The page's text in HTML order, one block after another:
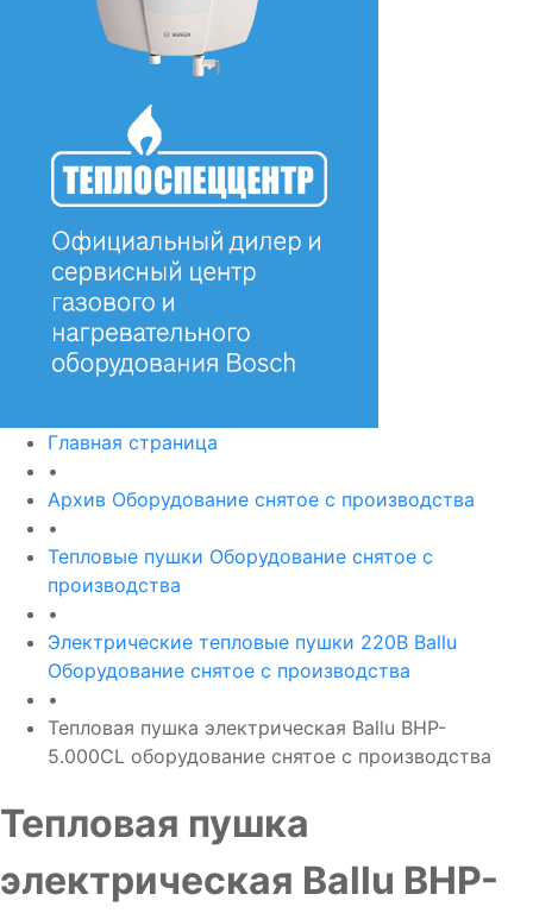
Главная страница
•
Архив Оборудование снятое с производства
•
Тепловые пушки Оборудование снятое с
производства
•
Электрические тепловые пушки 220В Ballu
Оборудование снятое с производства
•
Тепловая пушка электрическая Ballu BHP-
5.000CL оборудование снятое с производства
Тепловая пушка
электрическая Ballu BHP-